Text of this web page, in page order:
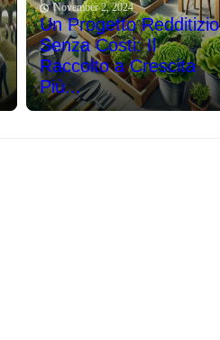
November 2, 2024
Un Progetto Redditizio
Senza Costi: Il
Raccolto a Crescita
Più...